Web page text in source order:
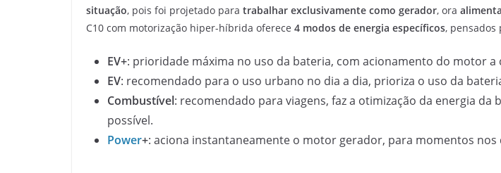
situação, pois foi projetado para trabalhar exclusivamente como gerador, ora
C10 com motorização hiper-híbrida oferece 4 modos de energia específicos, pensados
EV+: prioridade máxima no uso da bateria, com acionamento do motor
EV: recomendado para o uso urbano no dia a dia, prioriza o uso da
Combustível: recomendado para viagens, faz a otimização da energia
possível.
Power+: aciona instantaneamente o motor gerador, para momentos